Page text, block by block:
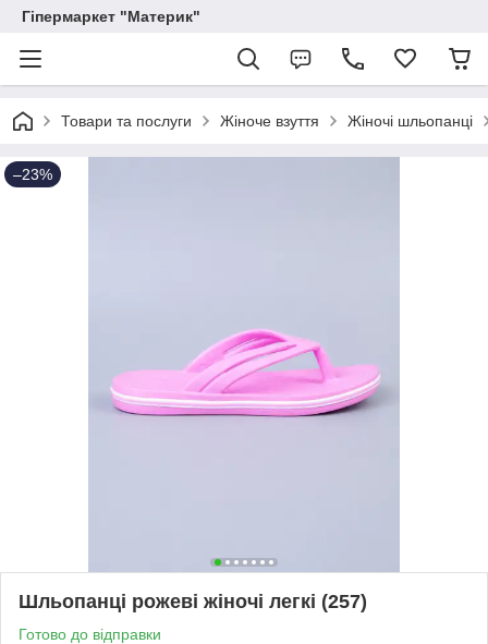
Гіпермаркет "Материк"
Товари та послуги Жіноче взуття Жіночі шльопанці
–23%
Шльопанці рожеві жіночі легкі (257)
Готово до відправки